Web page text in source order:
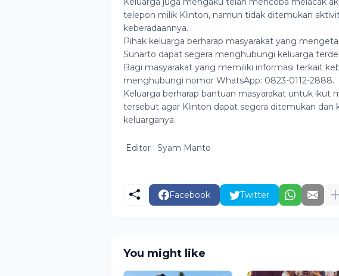
telepon milik Klinton, namun tidak ditemukan
keberadaannya.
Pihak keluarga berharap masyarakat yang
Sunarto dapat segera menghubungi keluarga
Bagi masyarakat yang memiliki informasi terkait
menghubungi nomor WhatsApp: 0823-0112-2888.
Keluarga berharap bantuan masyarakat untuk ikut
tersebut agar Klinton dapat segera ditemukan dan
keluarganya.
Editor : Syam Manto
Facebook Twitter
You might like